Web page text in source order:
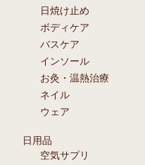
日焼け止め
ボディケア
バスケア
インソール
お灸・温熱治療
ネイル
ウェア
日用品
空気サプリ